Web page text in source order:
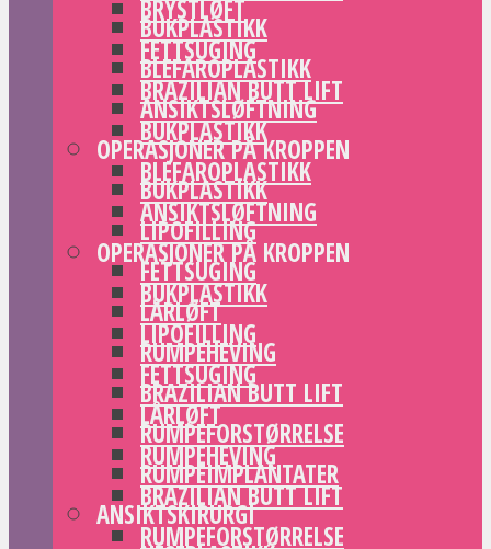
BUKPLASTIKK
BLEFAROPLASTIKK
ANSIKTSLØFTNING
OPERASJONER PÅ KROPPEN
BUKPLASTIKK
LIPOFILLING
FETTSUGING
LÅRLØFT
RUMPEHEVING
BRAZILIAN BUTT LIFT
RUMPEFORSTØRRELSE
RUMPEIMPLANTATER
ANSIKTSKIRURGI
BRYSTLØFT
FETTSUGING
BRAZILIAN BUTT LIFT
BUKPLASTIKK
BLEFAROPLASTIKK
ANSIKTSLØFTNING
OPERASJONER PÅ KROPPEN
BUKPLASTIKK
LIPOFILLING
FETTSUGING
LÅRLØFT
RUMPEHEVING
BRAZILIAN BUTT LIFT
RUMPEFORSTØRRELSE